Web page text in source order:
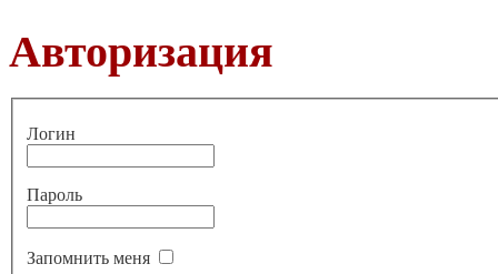
Авторизация
Логин
Пароль
Запомнить меня